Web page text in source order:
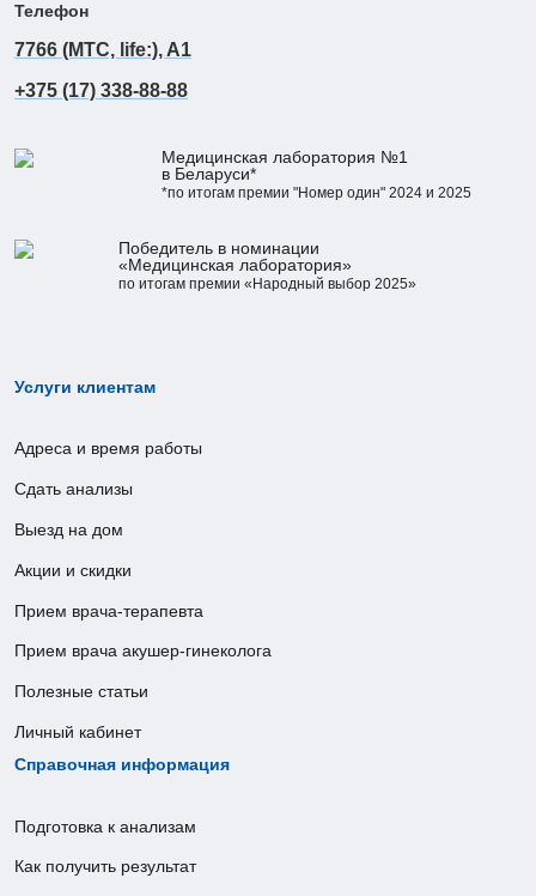
Телефон
7766 (MTC, life:), A1
+375 (17) 338-88-88
Медицинская лаборатория №1
в Беларуси*
*по итогам премии "Номер один" 2024 и 2025
Победитель в номинации
«Медицинская лаборатория»
по итогам премии «Народный выбор 2025»
Услуги клиентам
Адреса и время работы
Сдать анализы
Выезд на дом
Акции и скидки
Прием врача-терапевта
Прием врача акушер-гинеколога
Полезные статьи
Личный кабинет
Справочная информация
Подготовка к анализам
Как получить результат